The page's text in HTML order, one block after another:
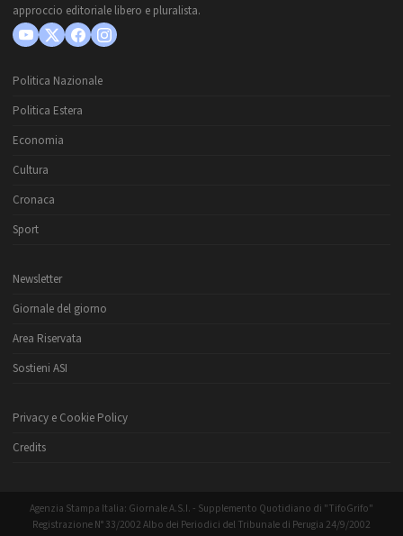
approccio editoriale libero e pluralista.
Politica Nazionale
Politica Estera
Economia
Cultura
Cronaca
Sport
Newsletter
Giornale del giorno
Area Riservata
Sostieni ASI
Privacy e Cookie Policy
Credits
Agenzia Stampa Italia: Giornale A.S.I. - Supplemento Quotidiano di "TifoGrifo"
Registrazione N° 33/2002 Albo dei Periodici del Tribunale di Perugia 24/9/2002